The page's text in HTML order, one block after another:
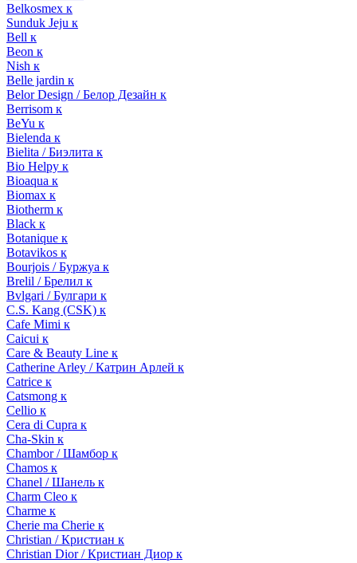
Belkosmex к
Sunduk Jeju к
Bell к
Beon к
Nish к
Belle jardin к
Belor Design / Белор Дезайн к
Berrisom к
BeYu к
Bielenda к
Bielita / Биэлита к
Bio Helpy к
Bioaqua к
Biomax к
Biotherm к
Black к
Botanique к
Botavikos к
Bourjois / Буржуа к
Brelil / Брелил к
Bvlgari / Булгари к
C.S. Kang (CSK) к
Cafe Mimi к
Caicui к
Care & Beauty Line к
Catherine Arley / Катрин Арлей к
Catrice к
Catsmong к
Cellio к
Cera di Cupra к
Cha-Skin к
Chambor / Шамбор к
Chamos к
Chanel / Шанель к
Charm Cleo к
Charme к
Cherie ma Cherie к
Christian / Кристиан к
Christian Dior / Кристиан Диор к